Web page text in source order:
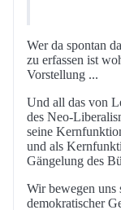
Wer da spontan
zu erfassen ist
Vorstellung ...
Und all das von
des Neo-
seine
und als
Gängelung des
Wir bewegen uns
demokratischer